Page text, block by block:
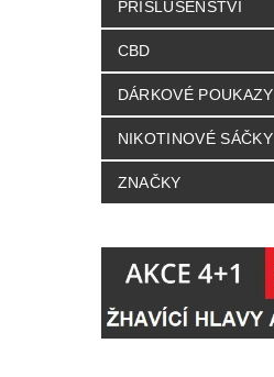
PŘÍSLUŠENSTVÍ
CBD
DÁRKOVÉ POUKAZY
NIKOTINOVÉ SÁČKY
ZNAČKY